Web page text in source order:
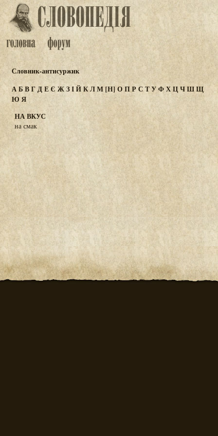
Словник-антисуржик
АБВГДЕЄ ЖЗІЙКЛМ[Н] ОПРСТУФХЦЧШЩ
Ю Я
НА ВКУС
на смак